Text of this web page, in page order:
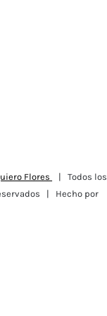
Flores
| Todos los
| Hecho por